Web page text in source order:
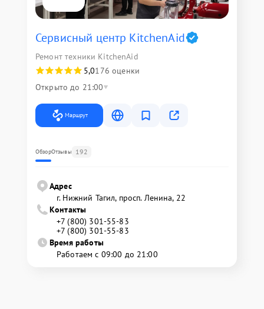
Сервисный центр KitchenAid
Ремонт техники KitchenAid
5,0176 оценки
Открыто до 21:00
Маршрут
ОбзорОтзывы 192
Адрес
г. Нижний Тагил, просп. Ленина, 22
Контакты
+7 (800) 301-55-83
+7 (800) 301-55-83
Время работы
Работаем с 09:00 до 21:00